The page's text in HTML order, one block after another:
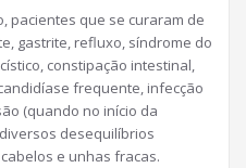
pacientes que se curaram de
gastrite, refluxo, síndrome do
constipação intestinal,
frequente, infecção
(quando no início da
desequilíbrios
e unhas fracas.